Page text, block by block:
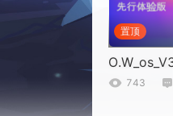
置顶
743